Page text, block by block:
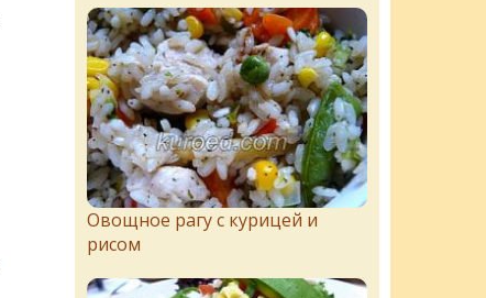
Овощное рагу с курицей и
рисом